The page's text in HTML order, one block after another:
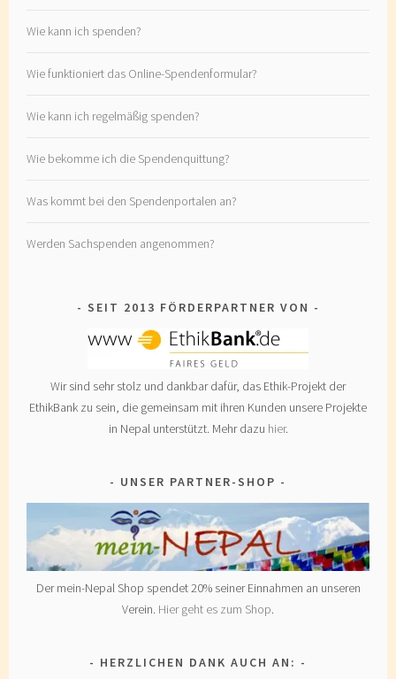
Wie kann ich spenden?
Wie funktioniert das Online-Spendenformular?
Wie kann ich regelmäßig spenden?
Wie bekomme ich die Spendenquittung?
Was kommt bei den Spendenportalen an?
Werden Sachspenden angenommen?
SEIT 2013 FÖRDERPARTNER VON
Wir sind sehr stolz und dankbar dafür, das Ethik-Projekt der
EthikBank zu sein, die gemeinsam mit ihren Kunden unsere Projekte
in Nepal unterstützt. Mehr dazu hier.
UNSER PARTNER-SHOP
Der mein-Nepal Shop spendet 20% seiner Einnahmen an unseren
Verein. Hier geht es zum Shop.
HERZLICHEN DANK AUCH AN: